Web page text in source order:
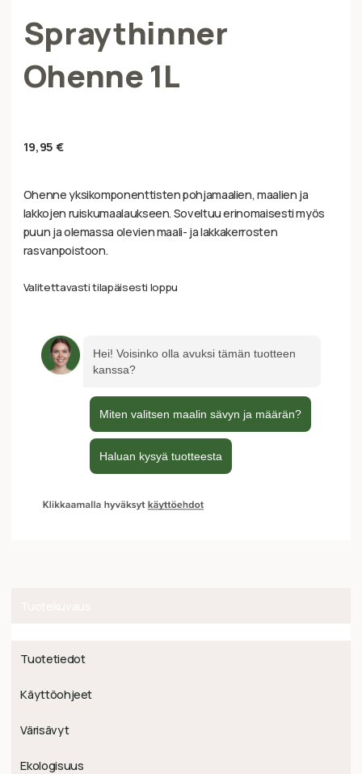
Spraythinner
Ohenne 1L
19,95 €
Ohenne yksikomponenttisten pohjamaalien, maalien ja
lakkojen ruiskumaalaukseen. Soveltuu erinomaisesti myös
puun ja olemassa olevien maali- ja lakkakerrosten
rasvanpoistoon.
Valitettavasti tilapäisesti loppu
Tuotetiedot
Käyttöohjeet
Värisävyt
Ekologisuus